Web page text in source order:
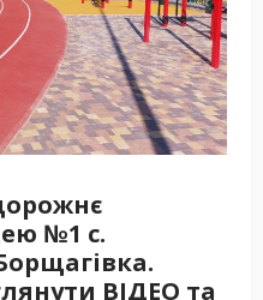
№1 с.
ВІДЕО та